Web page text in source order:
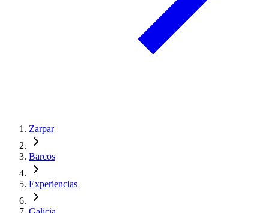
Zarpar
Barcos
Experiencias